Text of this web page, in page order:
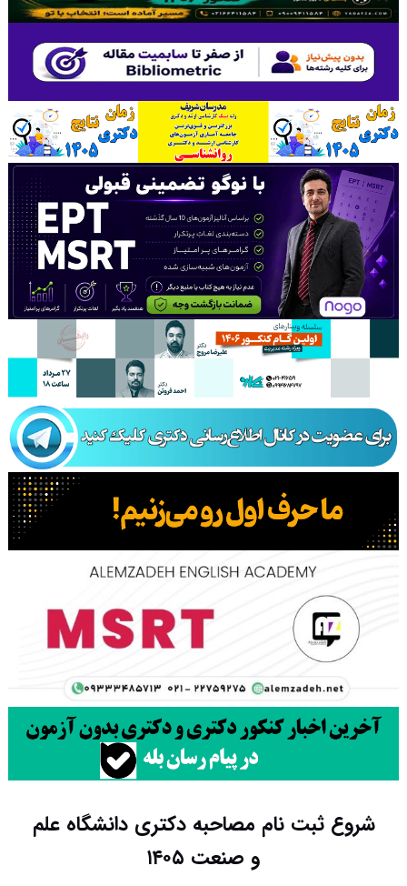
شروع ثبت نام مصاحبه دکتری دانشگاه علم
و صنعت ۱۴۰۵